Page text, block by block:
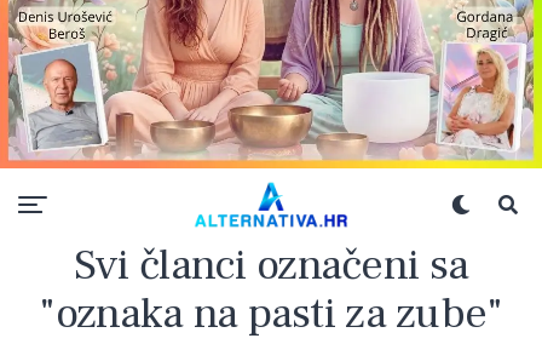
Svi članci označeni sa
"oznaka na pasti za zube"